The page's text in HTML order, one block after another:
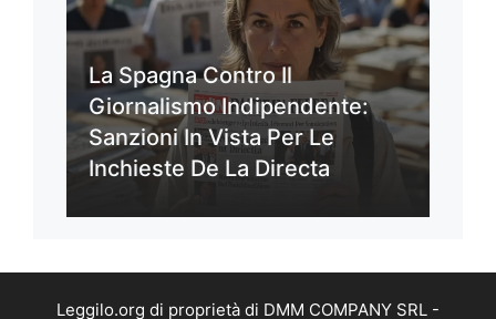
La Spagna Contro Il
Giornalismo Indipendente:
Sanzioni In Vista Per Le
Inchieste De La Directa
Leggilo.org di proprietà di DMM COMPANY SRL -